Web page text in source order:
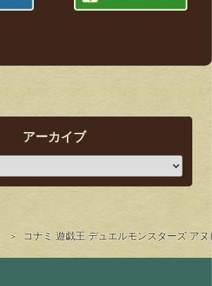
コナミ 遊戯王 デュエルモンスターズ ア
アーカイブ